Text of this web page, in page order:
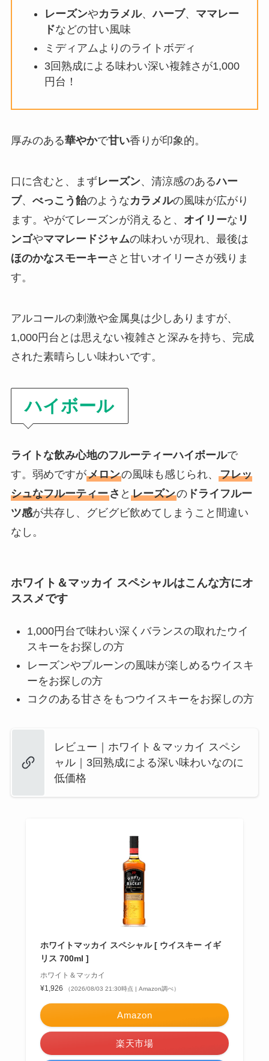
レーズンやカラメル、ハーブ、 ママレー
ドなどの甘い風味
ミディアムよりのライトボディ
3回熟成による味わい深い複雑さが1,000
円台！
厚みのある華やかで甘い香りが印象的。
口に含むと、まずレーズン、清涼感のあるハー
ブ、 べっこう飴のようなカラメルの風味が広がり
ます。やがてレーズンが消えると、 オイリーな リ
ンゴやママレードジャムの味わいが現れ、最後は
ほのかなスモーキーさと甘いオイリーさが残りま
す。
アルコールの刺激や金属臭は少しありますが、
1,000円台とは思えない複雑さと深みを持ち、完成
された素晴らしい味わいです。
ハイボール
ライトな飲み心地のフルーティーハイボールで
す。弱めですがメロンの風味も感じられ、 フレッ
シュなフルーティーさ と レーズンのドライフルー
ツ感が共存し、グビグビ飲めてしまうこと間違い
なし。
ホワイト＆マッカイ スペシャルはこんな方にオ
ススメです
1,000円台で味わい深くバランスの取れたウイ
スキーをお探しの方
レーズンやプルーンの風味が楽しめるウイスキ
ーをお探しの方
コクのある甘さをもつウイスキーをお探しの方
レビュー｜ホワイト＆マッカイ スペシ
ャル｜3回熟成による深い味わいなのに
低価格
ホワイトマッカイ スペシャル [ ウイスキー イギ
リス 700ml ]
ホワイト＆マッカイ
¥1,926
（2026/08/03 21:30時点 | Amazon調べ）
Amazon
楽天市場